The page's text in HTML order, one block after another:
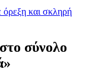
σύνολο